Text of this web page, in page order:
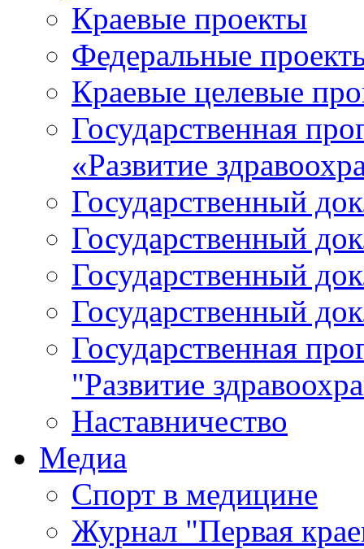
Краевые проекты
Федеральные
Краевые целевые
Государственная
«Развитие
Государственный
Государственный
Государственный
Государственный
Государственная
"Развитие
Наставничество
Медиа
Спорт в медицине
Журнал "Первая